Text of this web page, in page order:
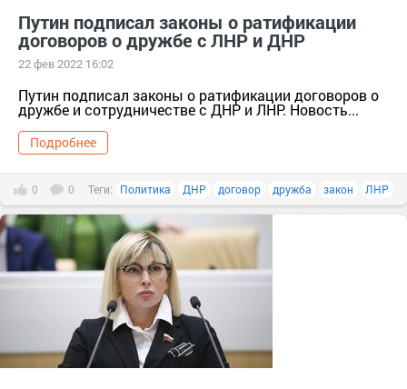
Путин подписал законы о ратификации
договоров о дружбе с ЛНР и ДНР
22 фев 2022 16:02
Путин подписал законы о ратификации договоров о
дружбе и сотрудничестве с ДНР и ЛНР. Новость...
Подробнее
0 0 Теги: Политика ДНР договор дружба закон ЛНР